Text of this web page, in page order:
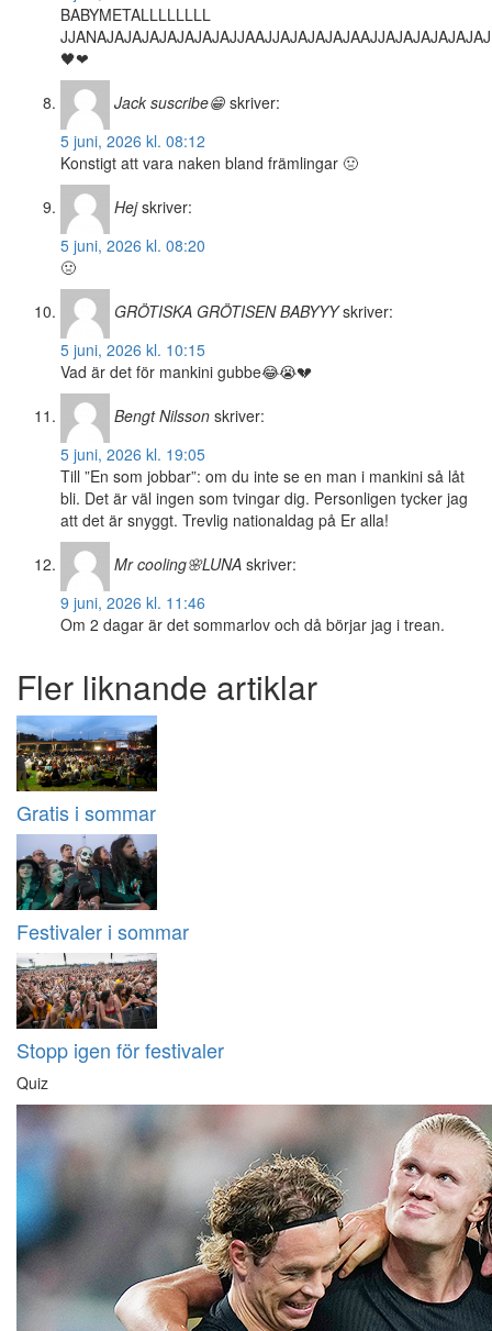
BABYMETALLLLLLLL
JJANAJAJAJAJAJAJAJAJJAAJJAJAJAJAJAAJJAJAJAJAJAJAJ
🖤❤
Jack suscribe😁 skriver:
5 juni, 2026 kl. 08:12
Konstigt att vara naken bland främlingar 🤢
Hej skriver:
5 juni, 2026 kl. 08:20
🤢
GRÖTISKA GRÖTISEN BABYYY skriver:
5 juni, 2026 kl. 10:15
Vad är det för mankini gubbe😂😭💔
Bengt Nilsson skriver:
5 juni, 2026 kl. 19:05
Till ”En som jobbar”: om du inte se en man i mankini så låt
bli. Det är väl ingen som tvingar dig. Personligen tycker jag
att det är snyggt. Trevlig nationaldag på Er alla!
Mr cooling🌸LUNA skriver:
9 juni, 2026 kl. 11:46
Om 2 dagar är det sommarlov och då börjar jag i trean.
Fler liknande artiklar
Gratis i sommar
Festivaler i sommar
Stopp igen för festivaler
Quiz